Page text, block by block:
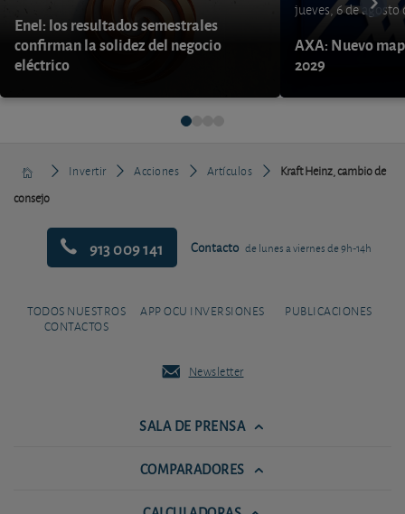
Enel: los resultados semestrales
confirman la solidez del negocio
eléctrico
jueves, 6 de agosto
AXA: Nuevo
2029
Invertir Acciones Artículos
Kraft Heinz, cambio de
consejo
913 009 141 Contacto de lunes a viernes de 9h-14h
TODOS NUESTROS
CONTACTOS
APP OCU INVERSIONES PUBLICACIONES
Newsletter
SALA DE PRENSA
COMPARADORES